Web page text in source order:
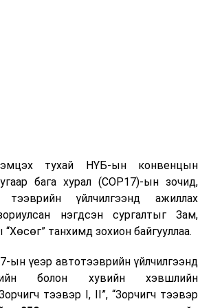
тухай НҮБ-ын конвенцын
бага хурал (COP17)-ын зочид,
тээврийн үйлчилгээнд ажиллах
нэгдсэн сургалтыг Зам,
танхимд зохион байгууллаа.
ын үеэр автотээврийн үйлчилгээнд
болон хувийн хэвшлийн
тээвэр I, II”, “Зорчигч тээвэр